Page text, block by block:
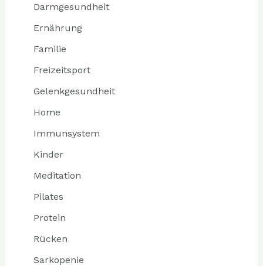
Darmgesundheit
Ernährung
Familie
Freizeitsport
Gelenkgesundheit
Home
Immunsystem
Kinder
Meditation
Pilates
Protein
Rücken
Sarkopenie